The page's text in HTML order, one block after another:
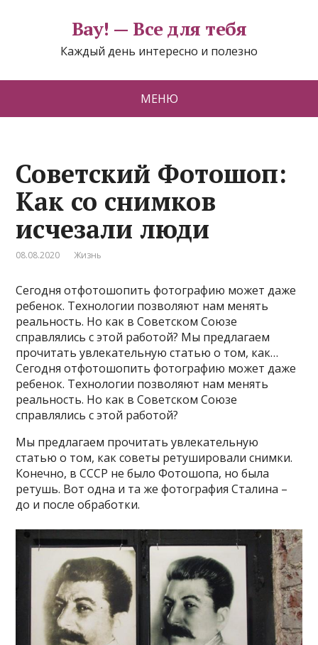
Вау! — Все для тебя
Каждый день интересно и полезно
МЕНЮ
Советский Фотошоп:
Как со снимков
исчезали люди
08.08.2020 Жизнь
Сегодня отфотошопить фотографию может даже
ребенок. Технологии позволяют нам менять
реальность. Но как в Советском Союзе
справлялись с этой работой? Мы предлагаем
прочитать увлекательную статью о том, как…
Сегодня отфотошопить фотографию может даже
ребенок. Технологии позволяют нам менять
реальность. Но как в Советском Союзе
справлялись с этой работой?
Мы предлагаем прочитать увлекательную
статью о том, как советы ретушировали снимки.
Конечно, в СССР не было Фотошопа, но была
ретушь. Вот одна и та же фотография Сталина –
до и после обработки.